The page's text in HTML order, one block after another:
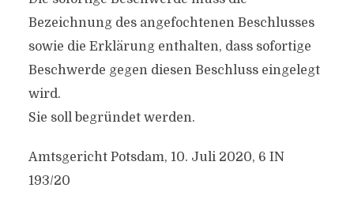
Bezeichnung des angefochtenen Beschlusses
sowie die Erklärung enthalten, dass sofortige
Beschwerde gegen diesen Beschluss eingelegt
wird.
Sie soll begründet werden.
Amtsgericht Potsdam, 10. Juli 2020, 6 IN
193/20